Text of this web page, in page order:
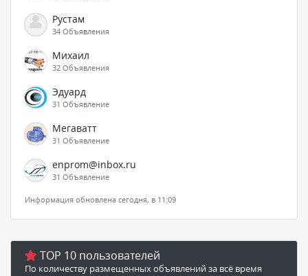
Рустам
34 Объявления
Михаил
32 Объявления
Эдуард
31 Объявление
Мегаватт
31 Объявление
enprom@inbox.ru
31 Объявление
Информация обновлена сегодня, в 11:09
TOP 10 пользователей
По количеству размещенных объявлений за всё время